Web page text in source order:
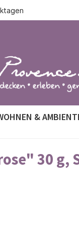
&
30 g,